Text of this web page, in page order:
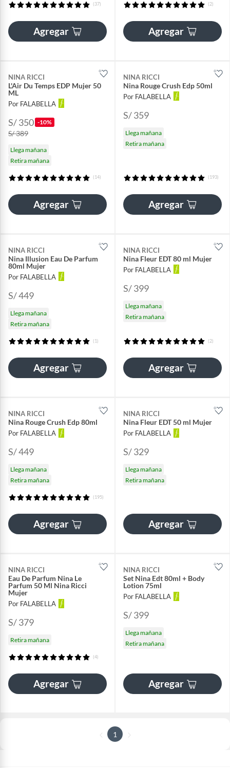
(37)
Agregar
(2)
Agregar
NINA RICCI
L'Air Du Temps EDP Mujer 50
ML
Por FALABELLA
S/ 350 -10%
S/ 389
Llega mañana
Retira mañana
(14)
Agregar
NINA RICCI
Nina Rouge Crush Edp 50ml
Por FALABELLA
S/ 359
Llega mañana
Retira mañana
(193)
Agregar
NINA RICCI
Nina Illusion Eau De Parfum
80ml Mujer
Por FALABELLA
S/ 449
Llega mañana
Retira mañana
(1)
Agregar
NINA RICCI
Nina Fleur EDT 80 ml Mujer
Por FALABELLA
S/ 399
Llega mañana
Retira mañana
(2)
Agregar
NINA RICCI
Nina Rouge Crush Edp 80ml
Por FALABELLA
S/ 449
Llega mañana
Retira mañana
(195)
Agregar
NINA RICCI
Nina Fleur EDT 50 ml Mujer
Por FALABELLA
S/ 329
Llega mañana
Retira mañana
Agregar
NINA RICCI
Eau De Parfum Nina Le
Parfum 50 Ml Nina Ricci
Mujer
Por FALABELLA
S/ 379
Retira mañana
(4)
Agregar
NINA RICCI
Set Nina Edt 80ml + Body
Lotion 75ml
Por FALABELLA
S/ 399
Llega mañana
Retira mañana
Agregar
1